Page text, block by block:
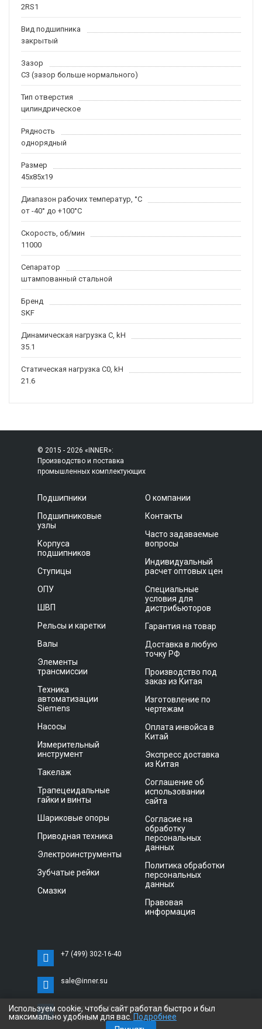
2RS1
Вид подшипника
закрытый
Зазор
C3 (зазор больше нормального)
Тип отверстия
цилиндрическое
Рядность
однорядный
Размер
45x85x19
Диапазон рабочих температур, °C
от -40° до +100°C
Скорость, об/мин
11000
Сепаратор
штампованный стальной
Бренд
SKF
Динамическая нагрузка C, kН
35.1
Статическая нагрузка C0, kH
21.6
© 2015 - 2026 «INNER»:
Производство и поставка
промышленных комплектующих
Подшипники
Подшипниковые
узлы
Корпуса
подшипников
Ступицы
ОПУ
ШВП
Рельсы и каретки
Валы
Элементы
трансмиссии
Техника
автоматизации
Siemens
Насосы
Измерительный
инструмент
Такелаж
Трапецеидальные
гайки и винты
Шариковые опоры
Приводная техника
Электроинструменты
Зубчатые рейки
Смазки
О компании
Контакты
Часто задаваемые
вопросы
Индивидуальный
расчет оптовых цен
Специальные
условия для
дистрибьюторов
Гарантия на товар
Доставка в любую
точку РФ
Производство под
заказ из Китая
Изготовление по
чертежам
Оплата инвойса в
Китай
Экспресс доставка
из Китая
Соглашение об
использовании
сайта
Согласие на
обработку
персональных
данных
Политика обработки
персональных
данных
Правовая
информация
+7 (499) 302-16-40
sale@inner.su
г. Санкт-Петербург, Витебский проспект 11 С,
офис 3033
Используем cookie, чтобы сайт работал быстро и был
максимально удобным для вас. Подробнее